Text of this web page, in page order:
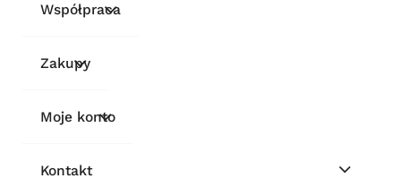
Współpraca
Zakupy
Moje konto
Kontakt